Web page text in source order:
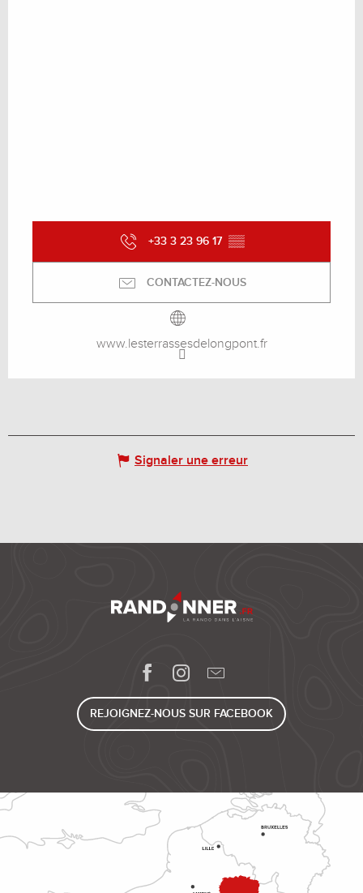
+33 3 23 96 17 ▒▒
CONTACTEZ-NOUS
www.lesterrassesdelongpont.fr
Signaler une erreur
REJOIGNEZ-NOUS SUR FACEBOOK